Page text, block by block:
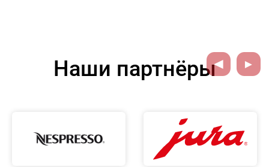
Наши партнёры